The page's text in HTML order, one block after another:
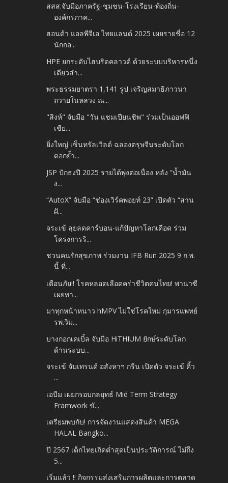
สสส.จับมือภาครัฐ-ชุมชน-โรงเรียน-ท้องถิ่น-
องค์กรภาค...
ฮอนด้า แอลพีจีเอ ไทยแลนด์ 2025 เผยรายชื่อ 12
นักกอ...
HPE ยกระดับไฮบริดคลาวด์ ด้วยระบบบริหารหนึ่ง
เดียวสำ...
พระธรรมยาตรา 1,141 รูป เจริญสมาธิภาวนา
ถวายในหลวง ณ...
"สิงห์" จับมือ "วัน แชมเปียนชิพ" ร่วมเป็นออฟฟิ
เชีย...
ยิ่งใหญ่ เซ็นทรัลเวิลด์ ฉลองตรุษจีนระดับโลก
ตอกย้ำ...
JSP ปักธงปี 2025 รายได้พุ่งต่อเนื่อง หลัง “น้ำมัน
ง...
“AutoX” จับมือ “ช่องเวิร์คพอยท์ 23” เปิดตัว “สาน
ฝั...
จระเข้ ลุยลดคาร์บอน-แก้ปัญหาโลกเดือด ร่วม
โครงการริ...
ชวนคนรักสุขภาพ ร่วมงาน IFB Run 2025 9 ก.พ.
นี้ ที่...
เตือนภัย!! โรคหลอดเลือดคร่าชีวิตคนไทย! พานาซี
เผยทา...
มาทุกหน้าหนาว hMPV ไม่ใช่โรคใหม่ กุมารแพทย์
รพ.วิม...
บางกอกเคเบิ้ล จับมือ HiTHIUM ยักษ์ระดับโลก
ด้านระบบ...
จระเข้ จับเทรนด์ อสังหาฯ กรีน เปิดตัว จระเข้ คิ้ว
...
เอบีม เผยกรอบกลยุทธ์ Mid Term Strategy
Framwork ขั...
เตรียมพบกับ! การจัดงานแสดงสินค้า MEGA
HALAL Bangko...
ปี 2567 เด็กไทยเกิดต่ำสุดเป็นประวัติการณ์ ไม่ถึง
5...
เริ่มแล้ว !! กิจกรรมส่งเสริมการผลิตและการตลาด